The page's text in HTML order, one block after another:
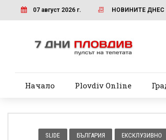
07 август 2026 г. НОВИНИТЕ ДНЕС
Начало Plovdiv Online
SLIDE БЪЛГАРИЯ ЕКСКЛУЗИВНО